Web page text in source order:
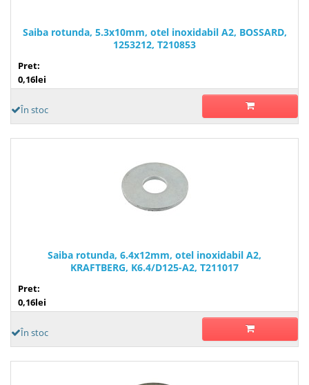
Saiba rotunda, 5.3x10mm, otel inoxidabil A2, BOSSARD,
1253212, T210853
Pret:
0,16lei
În stoc
Saiba rotunda, 6.4x12mm, otel inoxidabil A2,
KRAFTBERG, K6.4/D125-A2, T211017
Pret:
0,16lei
În stoc